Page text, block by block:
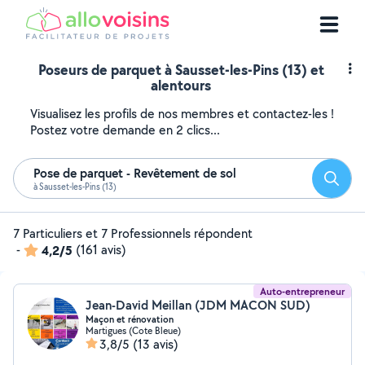
Poseurs de parquet à Sausset-les-Pins (13) et
alentours
Visualisez les profils de nos membres et contactez-les !
Postez votre demande en 2 clics...
Pose de parquet - Revêtement de sol
à Sausset-les-Pins (13)
7 Particuliers et 7 Professionnels répondent
-
4,2/5 (161 avis)
Auto-entrepreneur
Jean-David Meillan (JDM MACON SUD)
Maçon et rénovation
Martigues (Cote Bleue)
3,8/5 (13 avis)